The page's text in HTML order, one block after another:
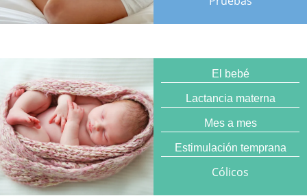
El bebé
Lactancia materna
Mes a mes
Estimulación temprana
Cólicos